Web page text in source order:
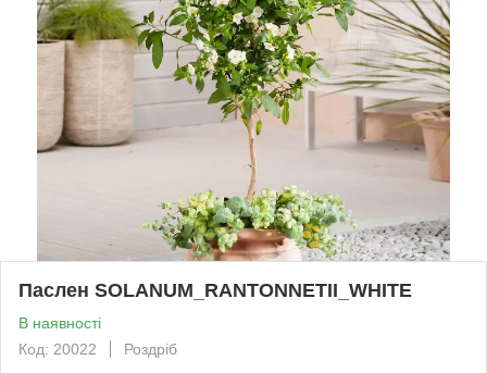
Паслен SOLANUM_RANTONNETII_WHITE
В наявності
Код: 20022
Роздріб